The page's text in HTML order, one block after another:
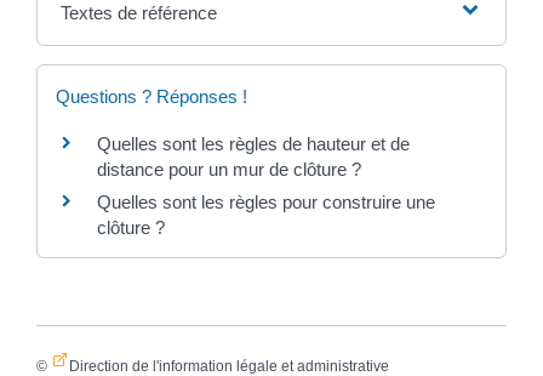
Textes de référence
Questions ? Réponses !
Quelles sont les règles de hauteur et de
distance pour un mur de clôture ?
Quelles sont les règles pour construire une
clôture ?
© Direction de l'information légale et administrative